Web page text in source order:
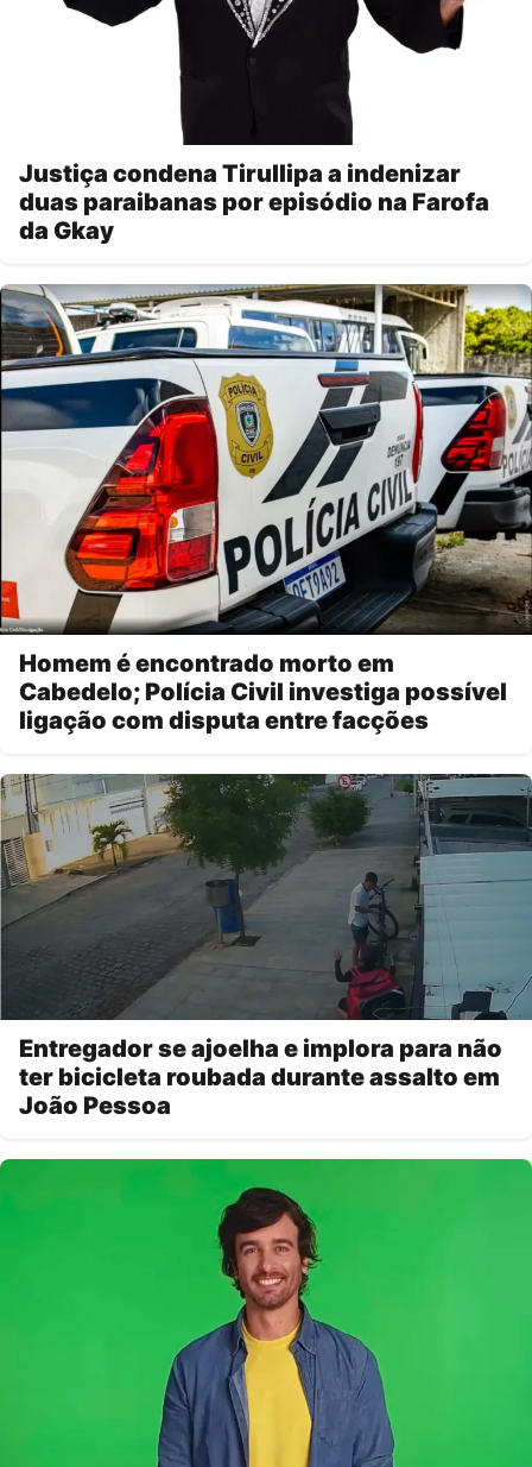
Justiça condena Tirullipa a indenizar
duas paraibanas por episódio na Farofa
da Gkay
Homem é encontrado morto em
Cabedelo; Polícia Civil investiga possível
ligação com disputa entre facções
Entregador se ajoelha e implora para não
ter bicicleta roubada durante assalto em
João Pessoa